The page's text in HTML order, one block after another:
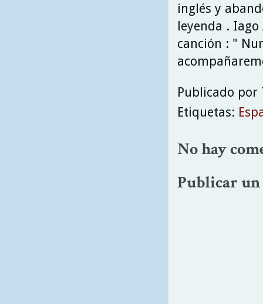
inglés y
leyenda .
canción : "
Publicado por
Etiquetas:
No hay
Publicar